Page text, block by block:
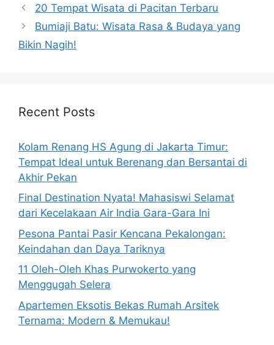
20 Tempat Wisata di Pacitan Terbaru
Bumiaji Batu: Wisata Rasa & Budaya yang
Bikin Nagih!
Recent Posts
Kolam Renang HS Agung di Jakarta Timur:
Tempat Ideal untuk Berenang dan Bersantai di
Akhir Pekan
Final Destination Nyata! Mahasiswi Selamat
dari Kecelakaan Air India Gara-Gara Ini
Pesona Pantai Pasir Kencana Pekalongan:
Keindahan dan Daya Tariknya
11 Oleh-Oleh Khas Purwokerto yang
Menggugah Selera
Apartemen Eksotis Bekas Rumah Arsitek
Ternama: Modern & Memukau!